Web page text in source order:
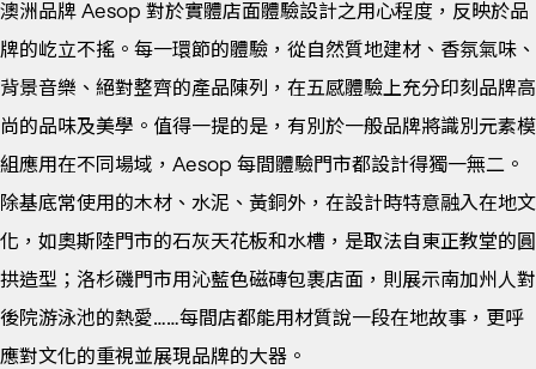
澳洲品牌 Aesop 對於實體店面體驗設計之用心程度，反映於品
牌的屹立不搖。每一環節的體驗，從自然質地建材、香氛氣味、
背景音樂、絕對整齊的產品陳列，在五感體驗上充分印刻品牌高
尚的品味及美學。值得一提的是，有別於一般品牌將識別元素模
組應用在不同場域，Aesop 每間體驗門市都設計得獨一無二。
除基底常使用的木材、水泥、黃銅外，在設計時特意融入在地文
化，如奧斯陸門市的石灰天花板和水槽，是取法自東正教堂的圓
拱造型；洛杉磯門市用沁藍色磁磚包裹店面，則展示南加州人對
後院游泳池的熱愛……每間店都能用材質說一段在地故事，更呼
應對文化的重視並展現品牌的大器。